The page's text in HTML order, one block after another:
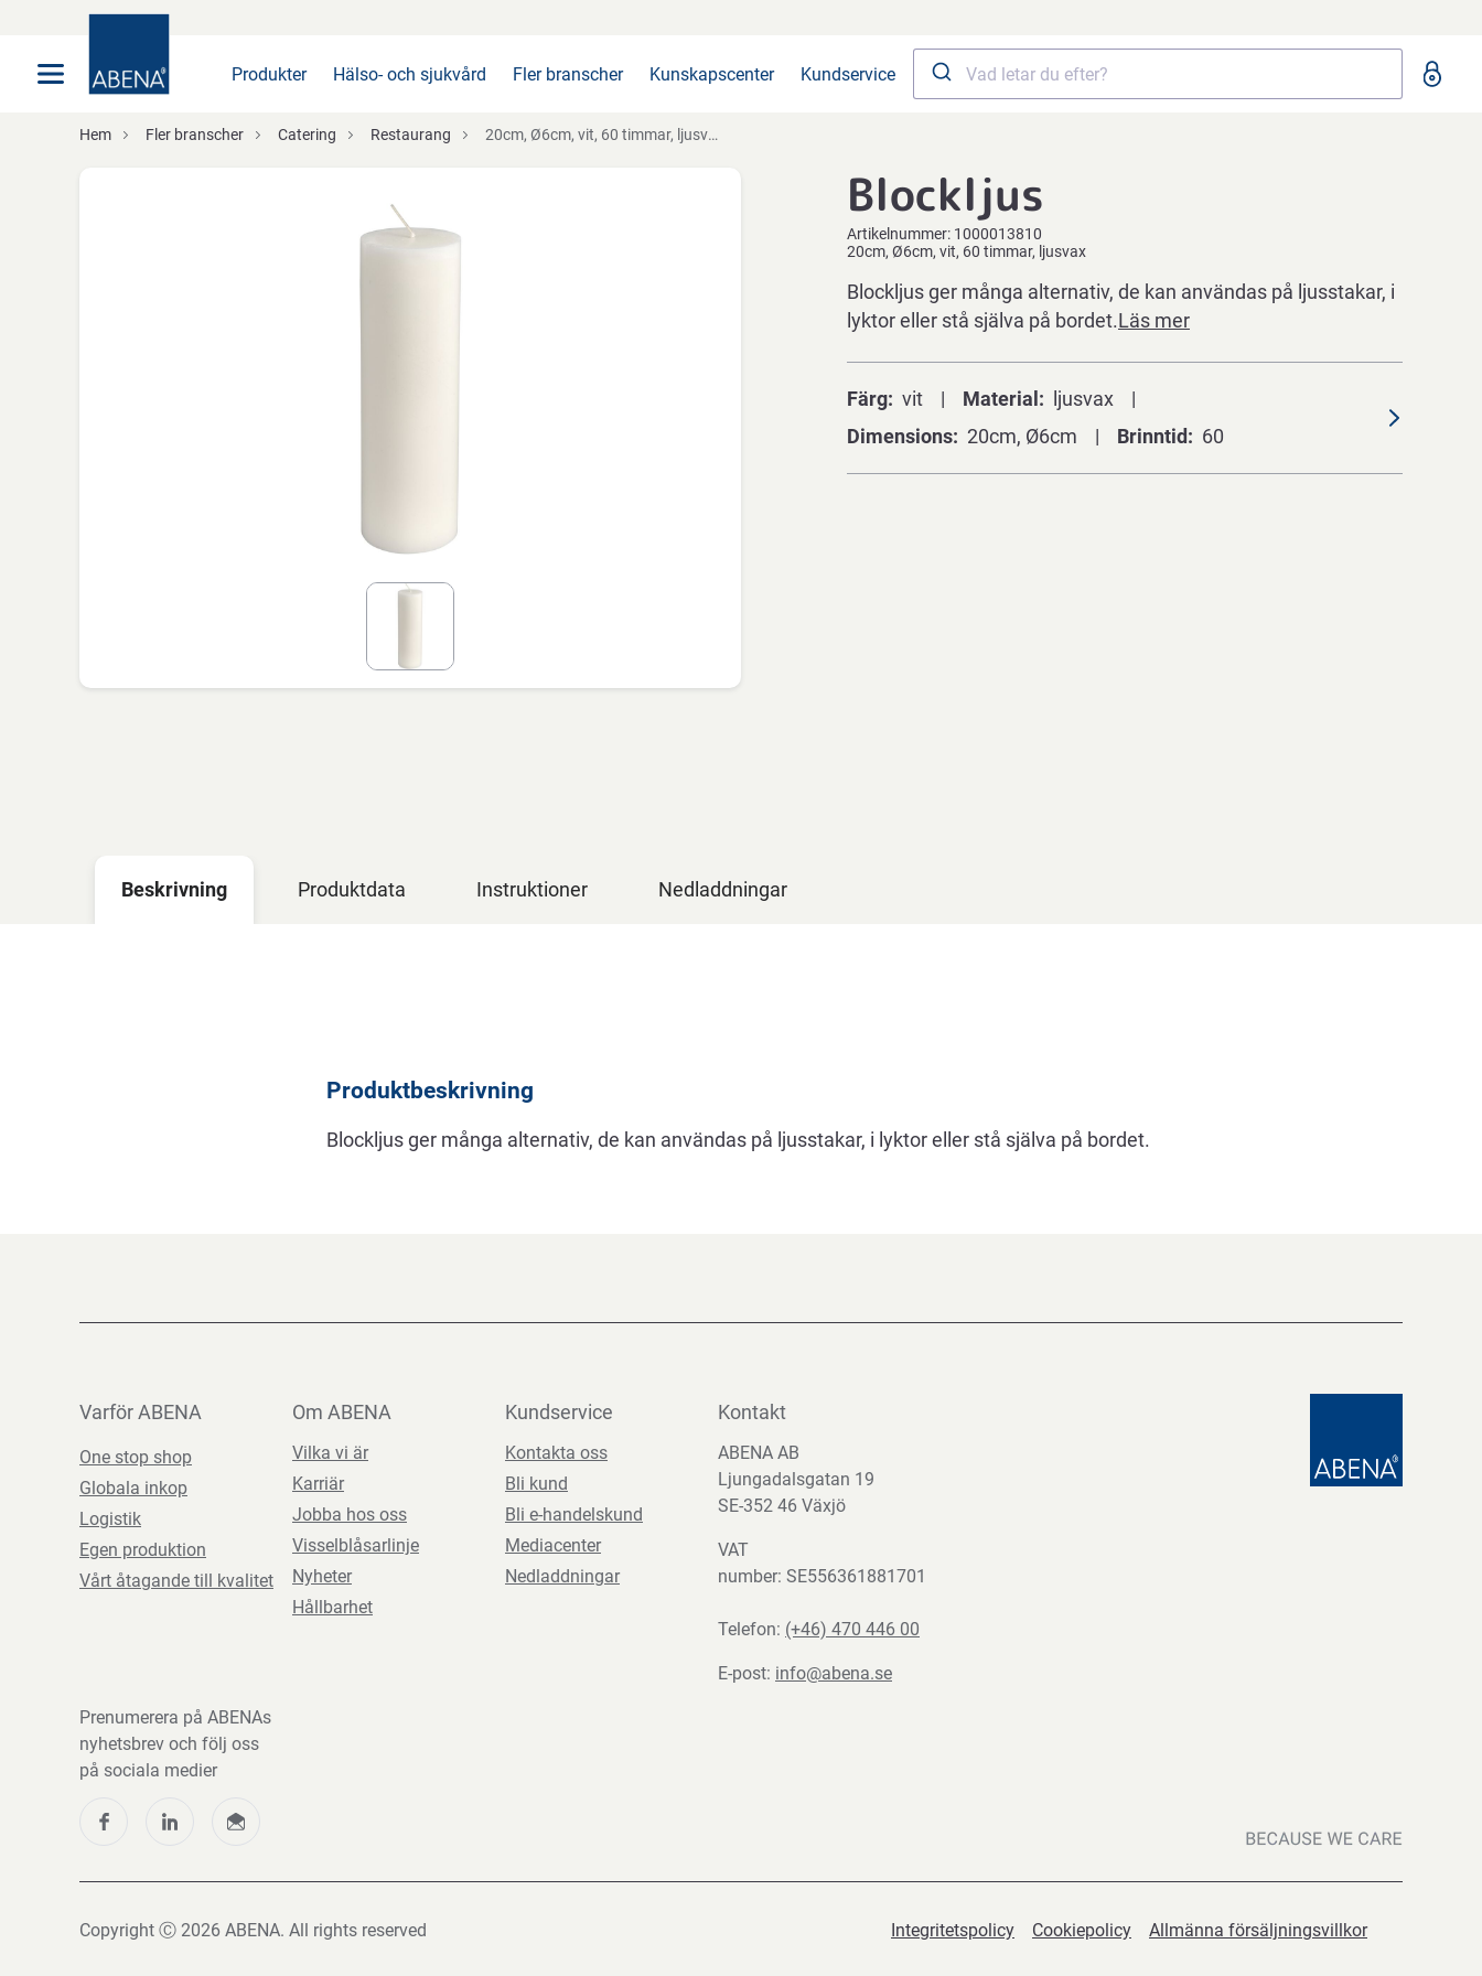
Produkter Hälso- och sjukvård Fler branscher Kunskapscenter Kundservice
Hem Fler branscher Catering Restaurang 20cm, Ø6cm, vit, 60 timmar, ljusvax
Blockljus
Artikelnummer: 1000013810
20cm, Ø6cm, vit, 60 timmar, ljusvax
Blockljus ger många alternativ, de kan användas på ljusstakar, i
lyktor eller stå själva på bordet.Läs mer
Färg vit Material
ljusvax
Dimensions
20cm, Ø6cm Brinntid 60
Beskrivning Produktdata Instruktioner Nedladdningar
Produktbeskrivning
Blockljus ger många alternativ, de kan användas på ljusstakar, i lyktor eller stå själva på bordet.
Varför ABENA
One stop shop
Globala inkop
Logistik
Egen produktion
Vårt åtagande till kvalitet
Om ABENA
Vilka vi är
Karriär
Jobba hos oss
Visselblåsarlinje
Nyheter
Hållbarhet
Kundservice
Kontakta oss
Bli kund
Bli e-handelskund
Mediacenter
Nedladdningar
Kontakt
ABENA AB
Ljungadalsgatan 19
SE-352 46 Växjö
VAT
number: SE556361881701
Telefon: (+46) 470 446 00
E-post: info@abena.se
Prenumerera på ABENAs
nyhetsbrev och följ oss
på sociala medier
Copyright Ⓒ 2026 ABENA. All rights reserved Integritetspolicy Cookiepolicy Allmänna försäljningsvillkor